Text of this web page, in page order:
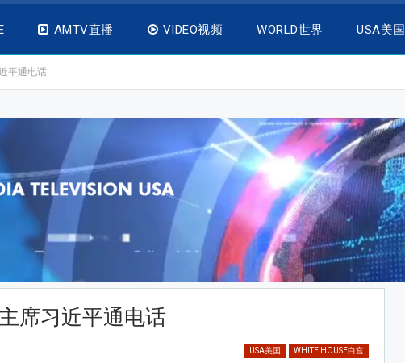
AMTV直播 VIDEO视频 WORLD世界 USA美国
平通电话
席习近平通电话
USA美国 WHITE HOUSE白宫